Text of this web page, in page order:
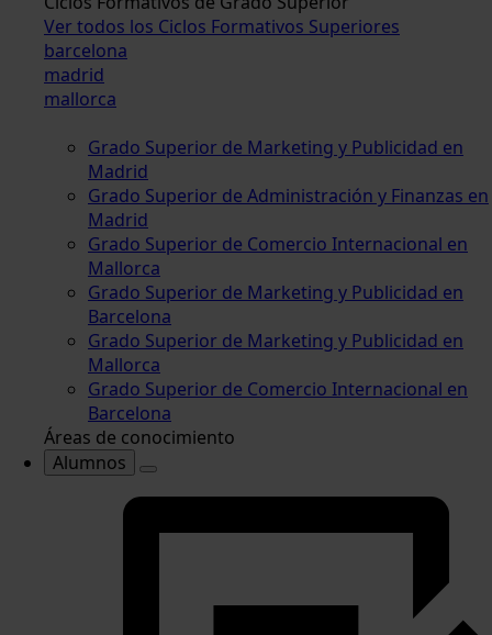
Ver todos los Ciclos Formativos Superiores
barcelona
madrid
mallorca
Grado Superior de Marketing y Publicidad en
Madrid
Grado Superior de Administración y Finanzas en
Madrid
Grado Superior de Comercio Internacional en
Mallorca
Grado Superior de Marketing y Publicidad en
Barcelona
Grado Superior de Marketing y Publicidad en
Mallorca
Grado Superior de Comercio Internacional en
Barcelona
Áreas de conocimiento
Alumnos